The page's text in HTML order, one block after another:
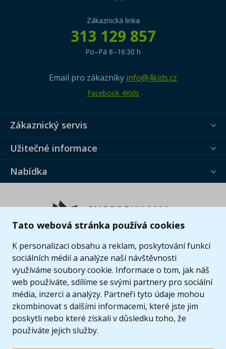
Tato webová stránka používá cookies
K personalizaci obsahu a reklam, poskytování funkcí
sociálních médií a analýze naší návštěvnosti
využíváme soubory cookie. Informace o tom, jak náš
web používáte, sdílíme se svými partnery pro sociální
média, inzerci a analýzy. Partneři tyto údaje mohou
zkombinovat s dalšími informacemi, které jste jim
poskytli nebo které získali v důsledku toho, že
používáte jejich služby.
Zákaznická linka
313 129 857
Po–Pá 8–16:30 h
Email pro zákazníky info@4kids.cz
Facebook 4Kids
Zákaznický servis
Užitečné informace
Nabídka